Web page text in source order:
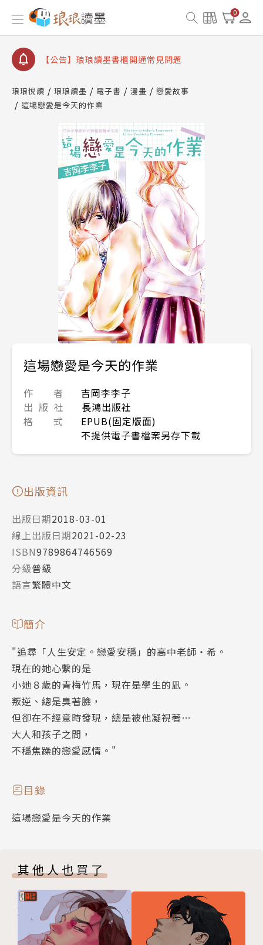
0
【公告】琅琅讀墨數位閱讀資產合併與書櫃開通申請
【公告】琅琅讀墨 3 分鐘完成書櫃開通與資產合併申
查詢
【公告】琅琅讀墨數位閱讀資產合併與書櫃開通申請
琅琅悅讀 琅琅讀墨 電子書 漫畫
戀愛故事
這場戀愛是今天的作業
這場戀愛是今天的作業
作 者
吉岡李李子
出 版 社
長鴻出版社
格 式
EPUB(固定版面)
不提供電子書檔案另存下載
出版資訊
出版日期2018-03-01
線上出版日期2021-02-23
ISBN9789864746569
分級普級
語言繁體中文
簡介
"追尋「人生安定。戀愛安穩」的高中老師‧希。
現在的她心繫的是
小她８歲的青梅竹馬，現在是學生的凪。
叛逆、總是臭著臉，
但卻在不經意時發現，總是被他凝視著…
大人和孩子之間，
不穩焦躁的戀愛感情。"
目錄
這場戀愛是今天的作業
其他人也買了